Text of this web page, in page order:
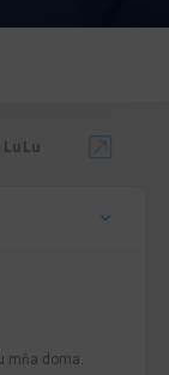
Lu Lu
mňa doma.